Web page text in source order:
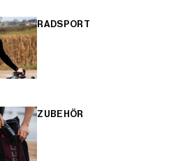
RADSPORT
ZUBEHÖR